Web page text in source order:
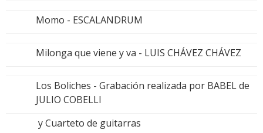
Momo - ESCALANDRUM
Milonga que viene y va - LUIS CHÁVEZ CHÁVEZ
Los Boliches - Grabación realizada por BABEL de
JULIO COBELLI
y Cuarteto de guitarras